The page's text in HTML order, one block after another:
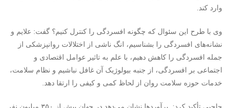
وارد کند.
وی با طرح این سئوال که چگونه افسردگی را کنترل کنیم؟ گفت: علایم و
نشانه‌های افسردگی را بشناسیم، انگ ناشی از اختلالات روانپزشکی از
جمله افسردگی را کاهش دهیم، با علم به تاثیر عوامل اقتصادی و
اجتماعی بر افسردگی، از جنبه بیولوژیک آن غافل نباشیم و نظام سلامت،
خدمات حوزه سلامت روان از لحاظ کمی و کیفی را ارتقا دهد.